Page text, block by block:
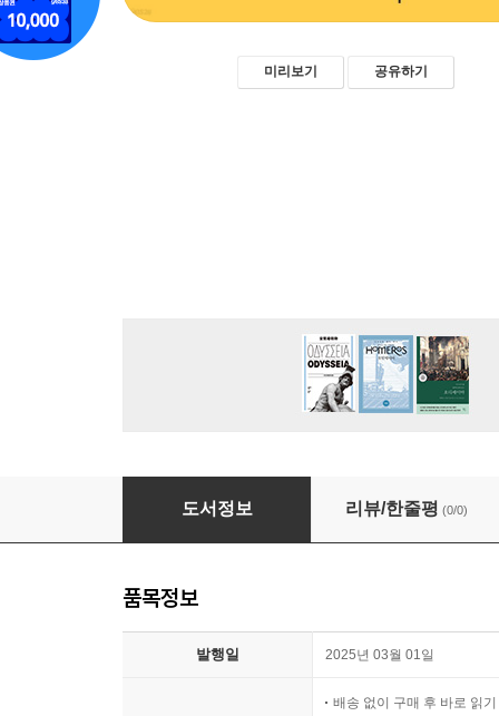
미리보기 공유하기
유보통합 영아 이음교육을 만나다 (의사소통편)
도서정보 리뷰/한줄평 (0/0)
품목정보
발행일 2025년 03월 01일
배송 없이 구매 후 바로 읽기